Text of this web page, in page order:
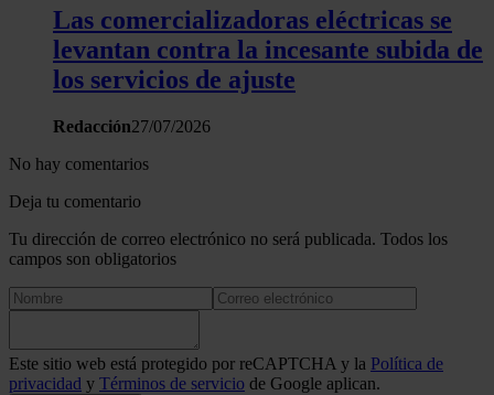
Las comercializadoras eléctricas se
levantan contra la incesante subida de
los servicios de ajuste
Redacción27/07/2026
No hay comentarios
Deja tu comentario
Tu dirección de correo electrónico no será publicada. Todos los
campos son obligatorios
Este sitio web está protegido por reCAPTCHA y la Política de
privacidad y Términos de servicio de Google aplican.